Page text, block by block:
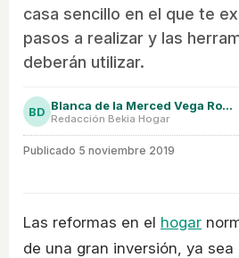
casa sencillo en el que te
pasos a realizar y las
deberán utilizar.
BD Blanca de la Merced Vega Rodríguez
Redacción Bekia Hogar
Publicado 5 noviembre 2019
Las reformas en el hogar
de una gran inversión, ya